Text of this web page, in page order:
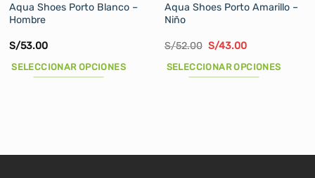
Aqua Shoes Porto Blanco –
Hombre
S/53.00
SELECCIONAR OPCIONES
Aqua Shoes Porto Amarillo –
Niño
S/52.00 El
original
era:
S/43.00El
actual
es:
SELECCIONAR OPCIONES